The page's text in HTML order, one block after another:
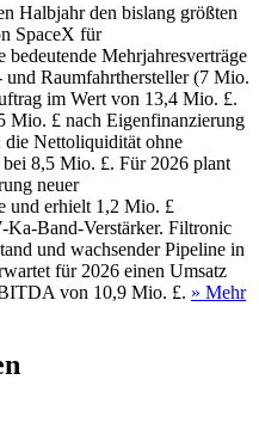
Halbjahr den bislang größten
SpaceX für
bedeutende Mehrjahresverträge
und Raumfahrt­hersteller (7 Mio.
im Wert von 13,4 Mio. £.
Mio. £ nach Eigenfinanzierung
die Netto­liquidität ohne
8,5 Mio. £. Für 2026 plant
neuer
und erhielt 1,2 Mio. £
Filtronic
und wachsender Pipeline in
für 2026 einen Umsatz
von 10,9 Mio. £. » Mehr